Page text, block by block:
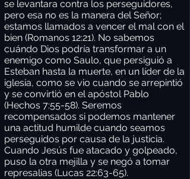
se levantara contra los perseguidores,
pero esa no es la manera del Señor;
estamos llamados a vencer el mal con el
bien (Romanos 12:21). No sabemos
cuándo Dios podría transformar a un
enemigo como Saulo, que persiguió a
Esteban hasta la muerte, en un líder de la
iglesia, como se vio cuando se arrepintió
y se convirtió en el apóstol Pablo
(Hechos 7:55-58). Seremos
recompensados si podemos mantener
una actitud humilde cuando seamos
perseguidos por causa de la justicia.
Cuando Jesús fue atacado y golpeado,
puso la otra mejilla y se negó a tomar
represalias (Lucas 22:63-65).